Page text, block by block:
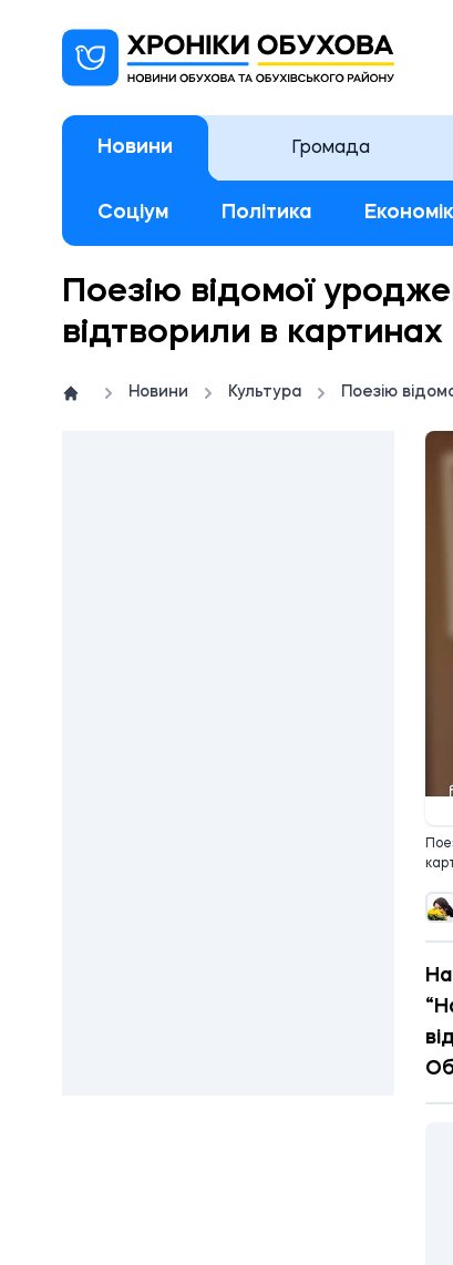
Новини Громада
Соціум Політика
Поезію відомої
відтворили в картинах
Новини Культура Поезію